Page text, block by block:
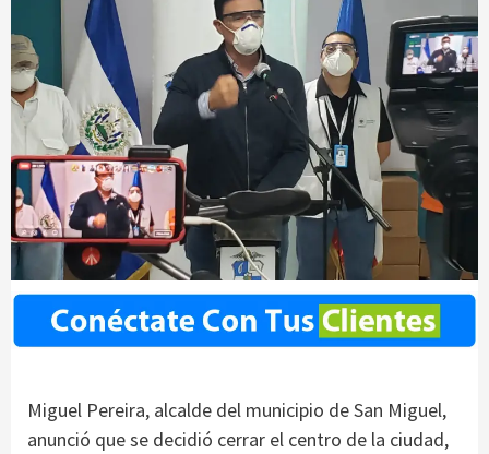
Miguel Pereira, alcalde del municipio de San Miguel,
anunció que se decidió cerrar el centro de la ciudad,